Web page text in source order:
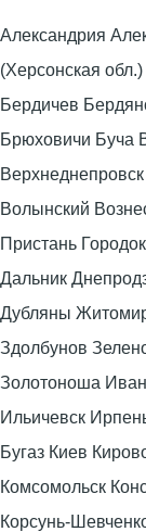
Александрия
(Херсонская
Бердичев
Брюховичи Буча
Волынский
Пристань
Дальник
Дубляны
Здолбунов
Золотоноша
Ильичевск
Бугаз Киев
Комсомольск
Корсунь-